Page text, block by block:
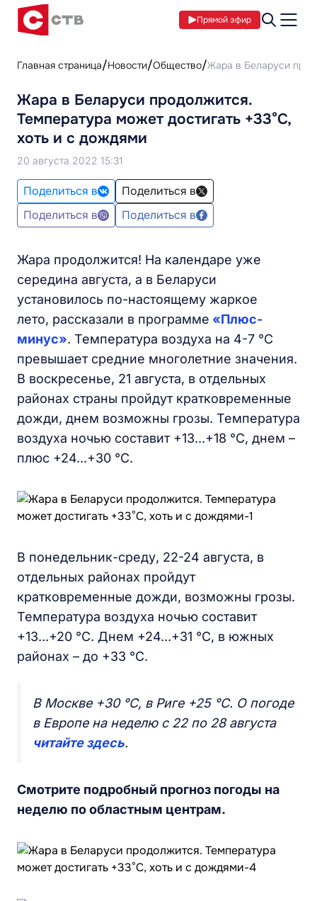
Прямой эфир
Главная страница Новости Общество Жара в Беларуси
Жара в Беларуси продолжится.
Температура может достигать +33°C,
хоть и с дождями
20 августа 2022 15:31
Поделиться в
Поделиться в
Поделиться в
Поделиться в
Жара продолжится! На календаре уже
середина августа, а в Беларуси
установилось по-настоящему жаркое
лето, рассказали в программе «Плюс-
минус». Температура воздуха на 4-7 °C
превышает средние многолетние значения.
В воскресенье, 21 августа, в отдельных
районах страны пройдут кратковременные
дожди, днем возможны грозы. Температура
воздуха ночью составит +13...+18 °C, днем –
плюс +24...+30 °C.
В понедельник-среду, 22-24 августа, в
отдельных районах пройдут
кратковременные дожди, возможны грозы.
Температура воздуха ночью составит
+13...+20 °C. Днем +24...+31 °C, в южных
районах – до +33 °C.
В Москве +30 °C, в Риге +25 °C. О погоде
в Европе на неделю с 22 по 28 августа
читайте здесь.
Смотрите подробный прогноз погоды на
неделю по областным центрам.